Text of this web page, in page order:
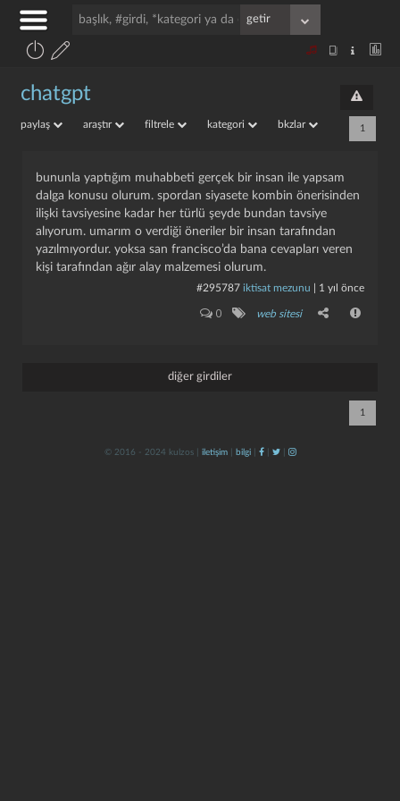
chatgpt
paylaş araştır filtrele kategori bkzlar 1
bununla yaptığım muhabbeti gerçek bir insan ile yapsam
dalga konusu olurum. spordan siyasete kombin önerisinden
ilişki tavsiyesine kadar her türlü şeyde bundan tavsiye
alıyorum. umarım o verdiği öneriler bir insan tarafından
yazılmıyordur. yoksa san francisco’da bana cevapları veren
kişi tarafından ağır alay malzemesi olurum.
#295787 iktisat mezunu 1 yıl önce
0 web sitesi
diğer girdiler
1
© 2016 - 2024 kulzos | iletişim| bilgi| | |